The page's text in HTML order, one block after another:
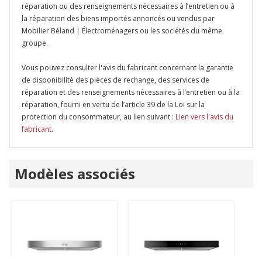
réparation ou des renseignements nécessaires à l’entretien ou à
la réparation des biens importés annoncés ou vendus par
Mobilier Béland | Électroménagers ou les sociétés du même
groupe.
Vous pouvez consulter l'avis du fabricant concernant la garantie
de disponibilité des pièces de rechange, des services de
réparation et des renseignements nécessaires à l’entretien ou à la
réparation, fourni en vertu de l’article 39 de la Loi sur la
protection du consommateur, au lien suivant : Lien vers l'avis du
fabricant.
personnalisé
Modèles associés